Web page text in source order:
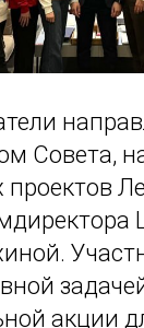
Совета,
проектов
акции